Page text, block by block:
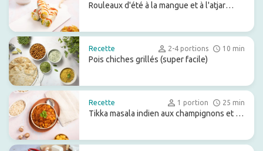
Rouleaux d'été à la mangue et à l'atjar
Recette 2-4 portions 10 min
Pois chiches grillés (super facile)
Recette 1 portion 25 min
Tikka masala indien aux champignons et au